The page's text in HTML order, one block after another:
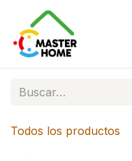
Ir al contenido
Todos los productos